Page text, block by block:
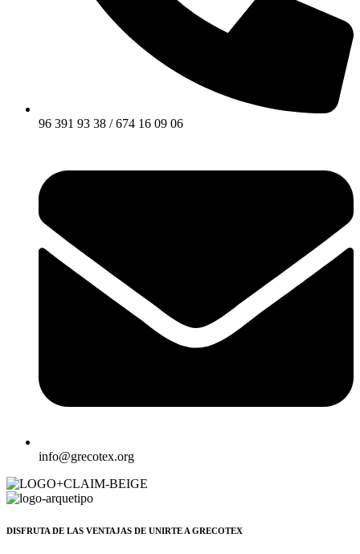
96 391 93 38 / 674 16 09 06
info@grecotex.org
DISFRUTA DE LAS VENTAJAS DE UNIRTE A GRECOTEX